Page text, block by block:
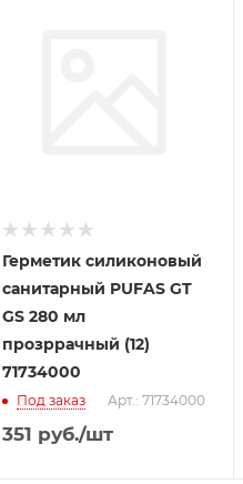
Герметик силиконовый
санитарный PUFAS GT
GS 280 мл
прозррачный (12)
71734000
Под заказ Арт.: 71734000
351 руб./шт